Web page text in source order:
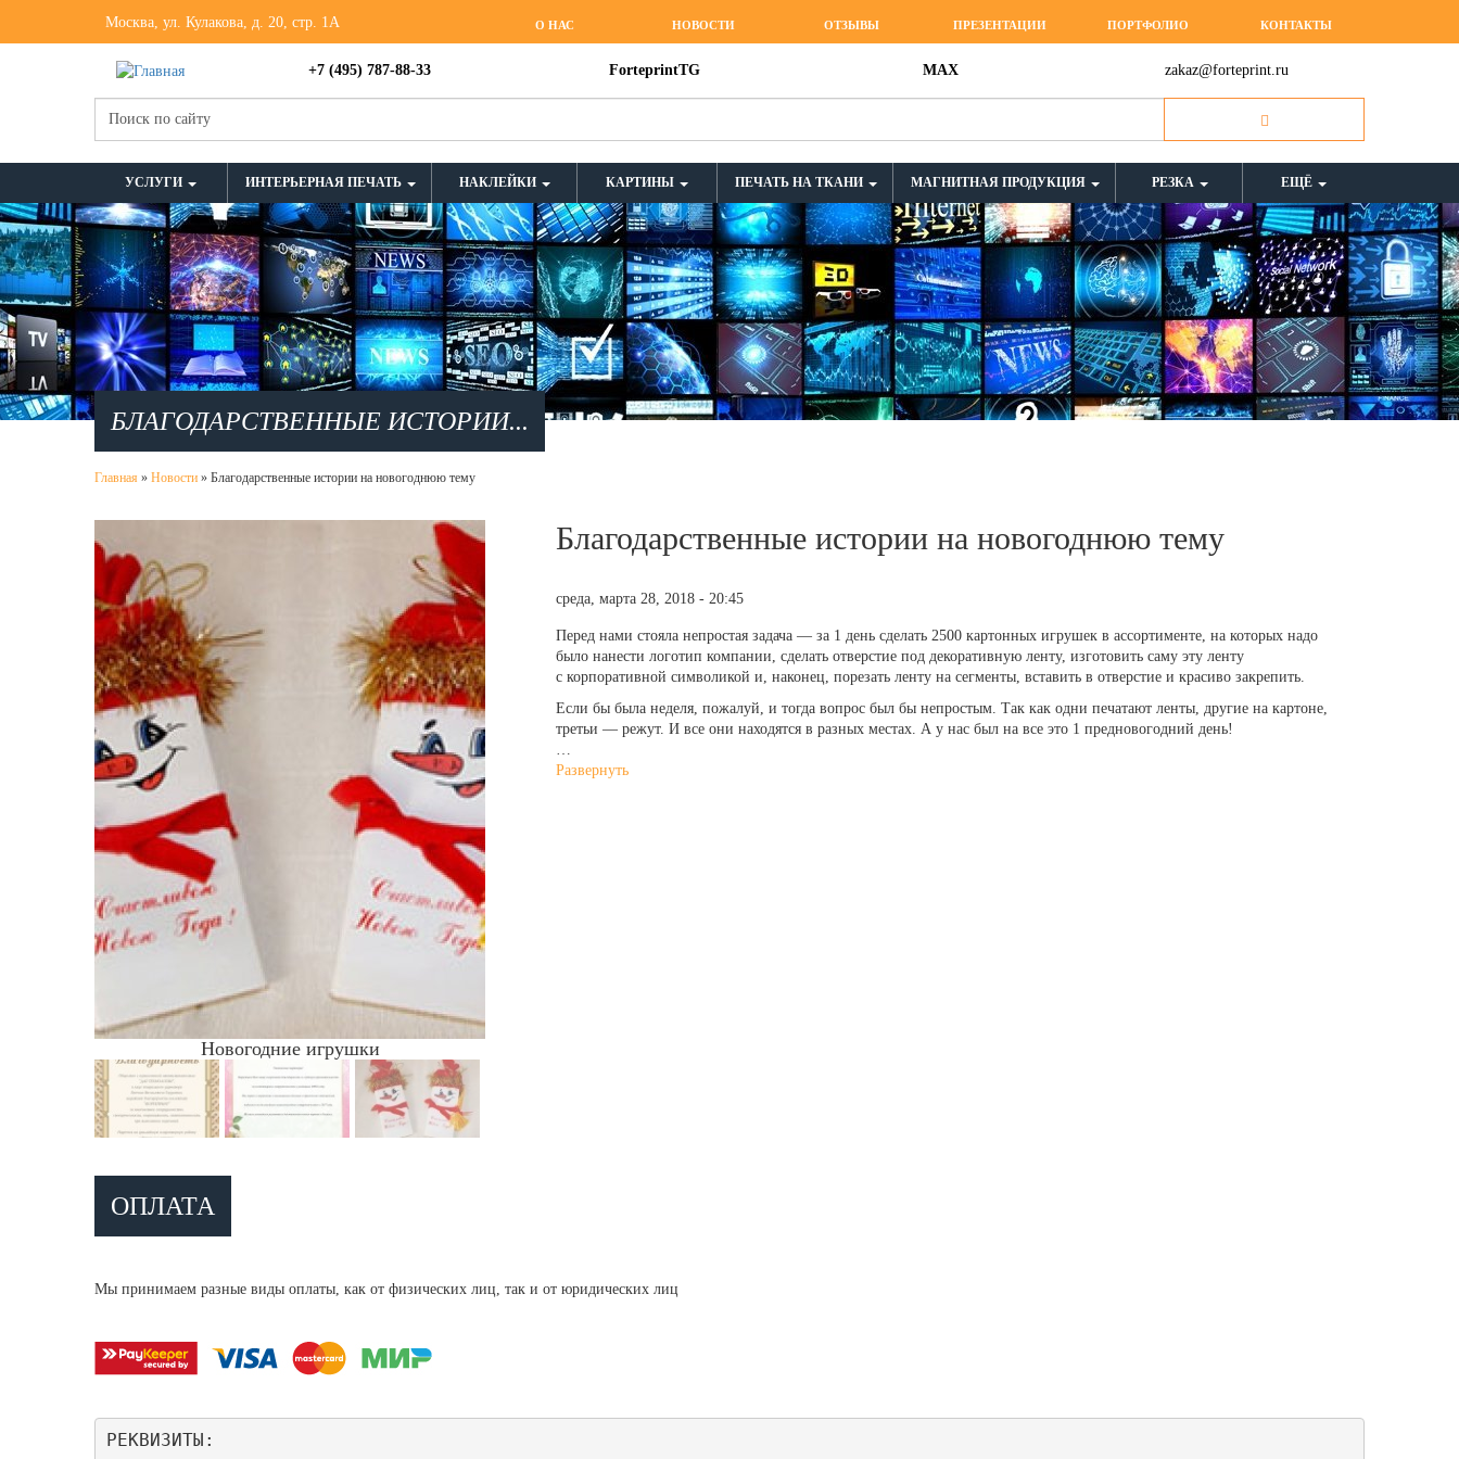
Москва, ул. Кулакова, д. 20, стр. 1А О НАС НОВОСТИ ОТЗЫВЫ ПРЕЗЕНТАЦИИ ПОРТФОЛИО КОНТАКТЫ
+7 (495) 787-88-33 ForteprintTG MAX zakaz@forteprint.ru
УСЛУГИ ИНТЕРЬЕРНАЯ ПЕЧАТЬ НАКЛЕЙКИ КАРТИНЫ ПЕЧАТЬ НА ТКАНИ МАГНИТНАЯ ПРОДУКЦИЯ РЕЗКА ЕЩЁ
БЛАГОДАРСТВЕННЫЕ ИСТОРИИ...
Главная » Новости » Благодарственные истории на новогоднюю тему
Новогодние игрушки
Благодарственные истории на новогоднюю тему
среда, марта 28, 2018 - 20:45
Перед нами стояла непростая задача — за 1 день сделать 2500 картонных игрушек в ассортименте, на которых надо
было нанести логотип компании, сделать отверстие под декоративную ленту, изготовить саму эту ленту
с корпоративной символикой и, наконец, порезать ленту на сегменты, вставить в отверстие и красиво закрепить.
Если бы была неделя, пожалуй, и тогда вопрос был бы непростым. Так как одни печатают ленты, другие на картоне,
третьи — режут. И все они находятся в разных местах. А у нас был на все это 1 предновогодний день!
…
Развернуть
ОПЛАТА
Мы принимаем разные виды оплаты, как от физических лиц, так и от юридических лиц
РЕКВИЗИТЫ: